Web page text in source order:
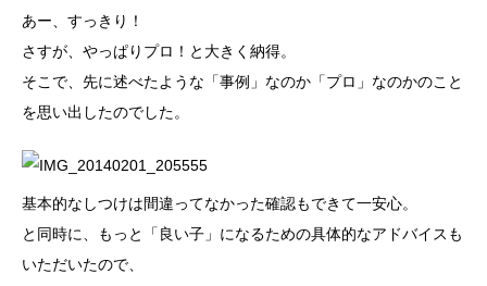
あー、すっきり！
さすが、やっぱりプロ！と大きく納得。
そこで、先に述べたような「事例」なのか「プロ」なのかのこと
を思い出したのでした。
基本的なしつけは間違ってなかった確認もできて一安心。
と同時に、もっと「良い子」になるための具体的なアドバイスも
いただいたので、